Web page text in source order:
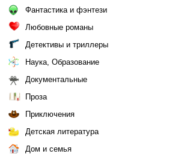
Фантастика и фэнтези
Любовные романы
Детективы и триллеры
Наука, Образование
Документальные
Проза
Приключения
Детская литература
Дом и семья